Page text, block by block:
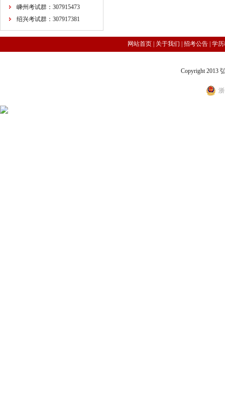
嵊州考试群：307915473
绍兴考试群：307917381
网站首页| 关于我们 招考公告| 学
Copyright 2013